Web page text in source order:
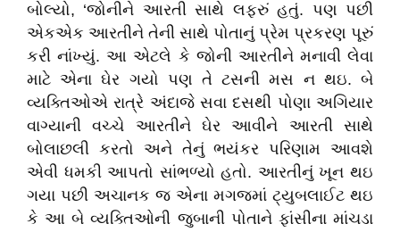
બોલ્યો, ‘જોનીને આરતી સાથે લફરું હતું. પણ પછી
એકએક આરતીને તેની સાથે પોતાનું પ્રેમ પ્રકરણ પૂરું
કરી નાંખ્યું. આ એટલે કે જોની આરતીને મનાવી લેવા
માટે એના ઘેર ગયો પણ તે ટસની મસ ન થઇ. બે
વ્યક્તિઓએ રાત્રે અંદાજે સવા દસથી પોણા અગિયાર
વાગ્યાની વચ્ચે આરતીને ઘેર આવીને આરતી સાથે
બોલાછલી કરતો અને તેનું ભયંકર પરિણામ આવશે
એવી ધમકી આપતો સાંભળ્યો હતો. આરતીનું ખૂન થઇ
ગયા પછી અચાનક જ એના મગજમાં ટ્યુબલાઈટ થઇ
કે આ બે વ્યક્તિઓની જુબાની પોતાને ફાંસીના માંચડા